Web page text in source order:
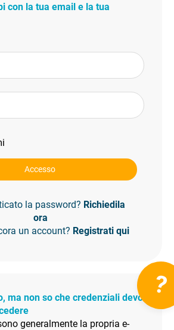
con la tua email e la tua
Accesso
la password? Richiedila
ora
un account? Registrati qui
?
ma non so che credenziali devo
generalmente la propria e-